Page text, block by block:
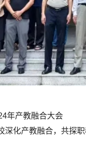
年产教融合大会
深化产教融合，共探